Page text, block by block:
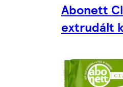
Abonett
extrudált